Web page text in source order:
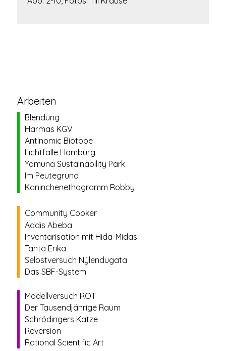
Arbeiten
Blendung
Harmas KGV
Antinomic Biotope
Lichtfalle Hamburg
Yamuna Sustainability Park
Im Peutegrund
Kaninchenethogramm Robby
Community Cooker
Addis Abeba
Inventarisation mit Hida-Midas
Tanta Erika
Selbstversuch Nýlendugata
Das SBF-System
Modellversuch ROT
Der Tausendjährige Raum
Schrödingers Katze
Reversion
Rational Scientific Art